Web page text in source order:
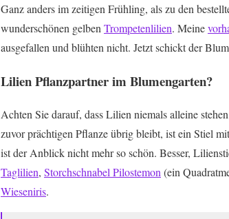
Ganz anders im zeitigen Frühling, als zu den
wunderschönen gelben Trompetenlilien. Meine
ausgefallen und blühten nicht. Jetzt schickt der
Lilien Pflanzpartner im Blumengarten?
Achten Sie darauf, dass Lilien niemals alleine
zuvor prächtigen Pflanze übrig bleibt, ist ein Stiel
ist der Anblick nicht mehr so schön. Besser,
Taglilien, Storchschnabel Pilostemon(ein
Wieseniris.